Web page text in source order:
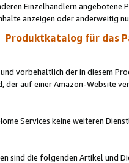
Einzelhändlern
anzeigen oder anderweitig
Produktkatalog für das
vorbehaltlich der in diesem
der auf einer Amazon-Website
Services keine weiteren
sind die folgenden Artikel und